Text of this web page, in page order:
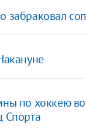
забраковал
по хоккею
Спорта